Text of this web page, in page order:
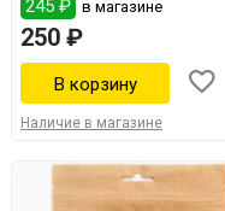
245 ₽ в магазине
250 ₽
Наличие в магазине